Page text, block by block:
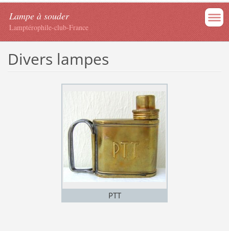
Lampe à souder
Lamptérophile-club-France
Divers lampes
PTT